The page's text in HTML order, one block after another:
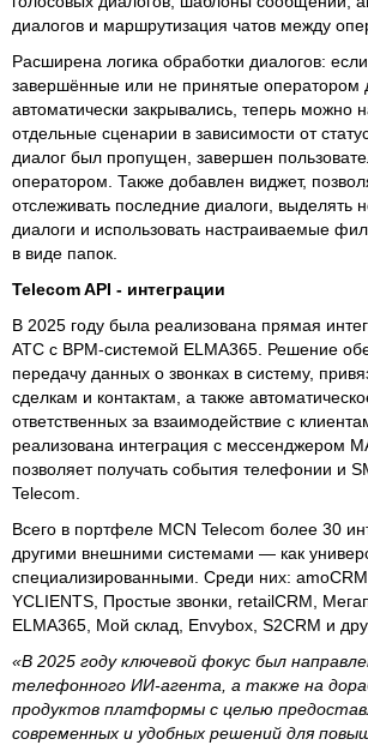
диалогов и маршрутизация чатов между
Расширена логика обработки диалогов:
завершённые или не принятые оператором
автоматически закрывались, теперь можно
отдельные сценарии в зависимости от
диалог был пропущен, завершен
оператором. Также добавлен виджет,
отслеживать последние диалоги, выделять
диалоги и использовать настраиваемые
в виде папок.
Telecom API - интеграции
В 2025 году была реализована прямая
АТС с BPM-системой ELMA365. Решение
передачу данных о звонках в систему,
сделкам и контактам, а также
ответственных за взаимодействие с
реализована интеграция с мессенджером
позволяет получать события телефонии и
Telecom.
Всего в портфеле MCN Telecom более 30
другими внешними системами — как
специализированными. Среди них:
YCLIENTS, Простые звонки, retailCRM,
ELMA365, Мой склад, Envybox, S2CRM и
«В 2025 году ключевой фокус был
телефонного ИИ-агента, а также на
продуктов платформы с целью
современных и удобных решений для